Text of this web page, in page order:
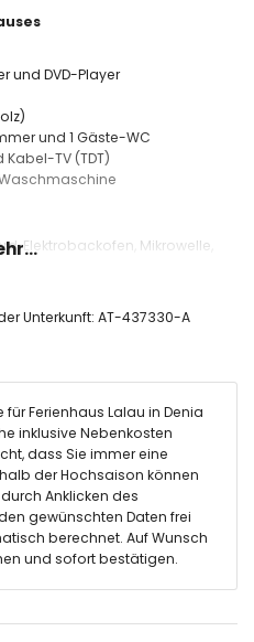
und DVD-Player
und 1 Gäste-WC
TV (TDT)
Elektrobackofen, Mikrowelle,
Dusche und
Dusche und WC
Grundstück
1,5m tief
Bäumen und Gartenmöbeln mit
Unterkunft: AT-437330-A
für Ferienhaus Lalau in Denia
inklusive Nebenkosten
dass Sie immer eine
der Hochsaison können
Anklicken des
gewünschten Daten frei
berechnet. Auf Wunsch
und sofort bestätigen.